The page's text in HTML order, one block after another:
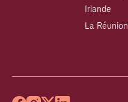
Irlande
La Réunion